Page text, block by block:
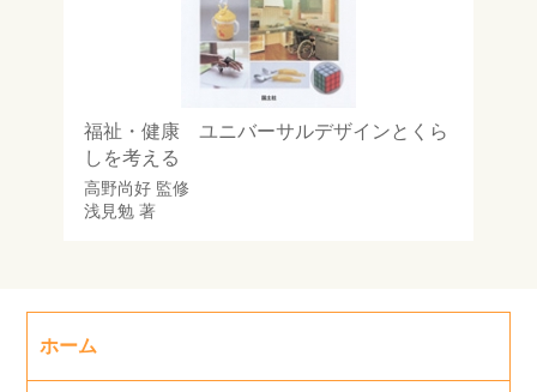
福祉・健康 ユニバーサルデザインとくら
しを考える
高野尚好監修
浅見勉著
ホーム